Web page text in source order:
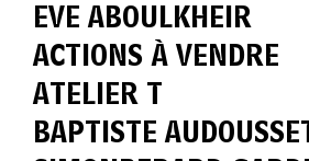
2017
EVE ABOULKHEIR
ACTIONS À VENDRE
ATELIER T
BAPTISTE AUDOUSSET